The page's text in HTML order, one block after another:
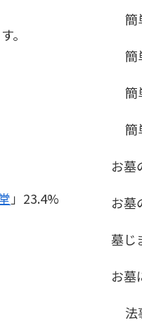
。
」23.4%
簡
簡
簡
簡
お墓
お墓
墓じ
お墓
法